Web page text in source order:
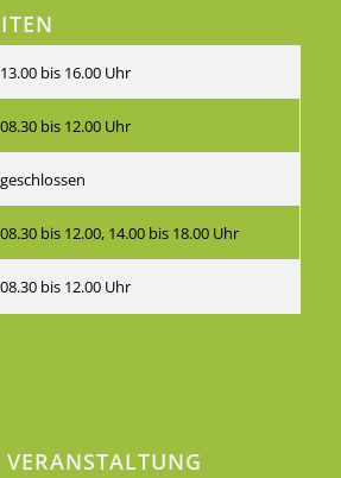
13.00 bis 16.00 Uhr
08.30 bis 12.00 Uhr
geschlossen
08.30 bis 12.00, 14.00 bis 18.00 Uhr
08.30 bis 12.00 Uhr